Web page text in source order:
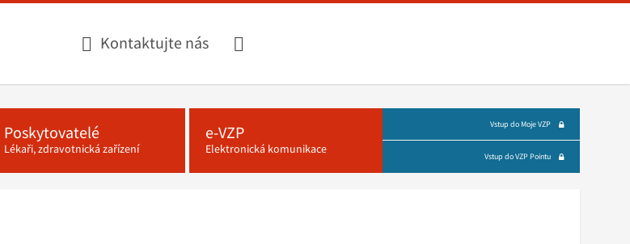
Kontaktujte nás
Poskytovatelé
Lékaři, zdravotnická zařízení
e-VZP
Elektronická komunikace
Vstup do Moje VZP
Vstup do VZP Pointu